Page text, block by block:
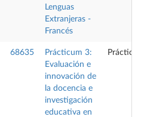
Lenguas
Extranjeras -
Francés
68635
Prácticum 3:
Evaluación e
innovación de
la docencia e
investigación
educativa en